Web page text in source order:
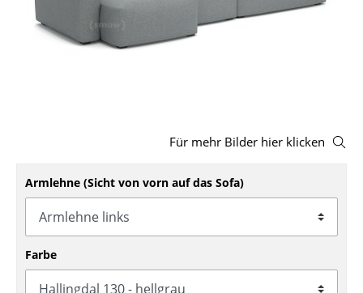
Hocker
Bänke & Liegen
Schaukelstühle
Bürodrehstühle
Konferenzstühle
Bürosessel
Für mehr Bilder hier klicken
Armlehne (Sicht von vorn auf das Sofa)
Farbe